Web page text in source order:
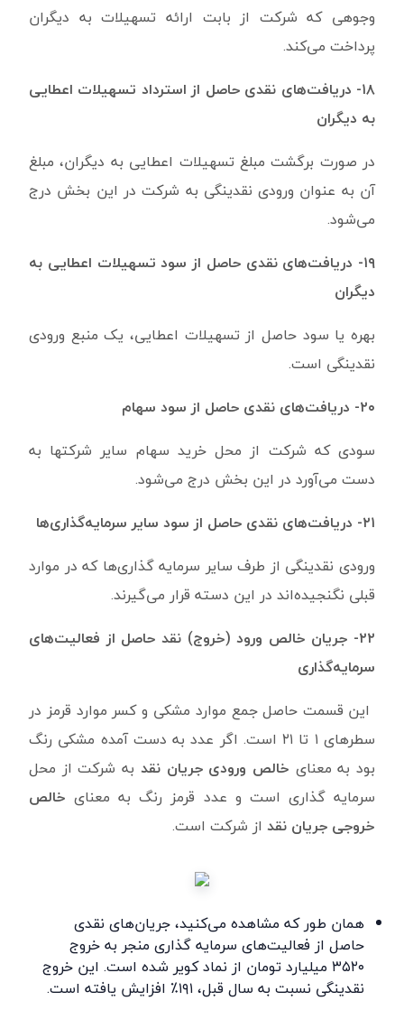
وجوهی که شرکت از بابت ارائه تسهیلات به دیگران
پرداخت می‌کند.
۱۸- دریافت‌های نقدی حاصل از استرداد تسهیلات اعطایی
به دیگران
در صورت برگشت مبلغ تسهیلات اعطایی به دیگران، مبلغ
آن به عنوان ورودی نقدینگی به شرکت در این بخش درج
می‌شود.
۱۹- دریافت‌های نقدی حاصل از سود تسهیلات اعطایی به
دیگران
بهره یا سود حاصل از تسهیلات اعطایی، یک منبع ورودی
نقدینگی است.
۲۰- دریافت‌های نقدی حاصل از سود‌ سهام
سودی که شرکت از محل خرید سهام سایر شرکتها به
دست می‌آورد در این بخش درج می‌شود.
۲۱- دریافت‌های نقدی حاصل از سود سایر سرمایه‌گذاری‌ها
ورودی نقدینگی از طرف سایر سرمایه گذاری‌ها که در موارد
قبلی نگنجیده‌اند در این دسته قرار می‌گیرند.
۲۲- جریان خالص ورود (خروج) نقد حاصل از فعالیت‌های
سرمایه‌گذاری
این قسمت حاصل جمع موارد مشکی و کسر موارد قرمز در
سطرهای ۱ تا ۲۱ است. اگر عدد به دست آمده مشکی رنگ
بود به معنای خالص ورودی جریان نقد به شرکت از محل
سرمایه گذاری است و عدد قرمز رنگ به معنای خالص
خروجی جریان نقد از شرکت است.
همان طور که مشاهده می‌کنید، جریان‌های نقدی
حاصل از فعالیت‌های سرمایه گذاری منجر به خروج
۳۵۲۰ میلیارد تومان از نماد کویر شده است. این خروج
نقدینگی نسبت به سال قبل، ۱۹۱٪ افزایش یافته است.